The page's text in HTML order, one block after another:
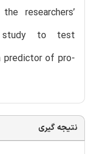
researchers’
to test
predictor of pro-
نتیجه گیری